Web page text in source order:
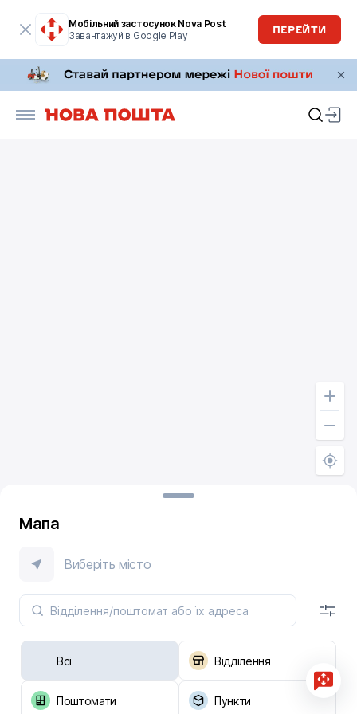
Мобільний застосунок Nova Post
Завантажуй в Google Play
ПЕРЕЙТИ
Мапа
Виберіть місто
Всі Відділення
Поштомати Пункти